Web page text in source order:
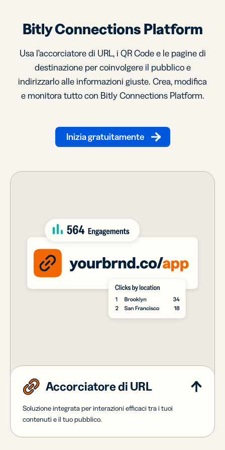
Bitly Connections Platform
Usa l’accorciatore di URL, i QR Code e le pagine di
destinazione per coinvolgere il pubblico e
indirizzarlo alle informazioni giuste. Crea, modifica
e monitora tutto con Bitly Connections Platform.
Inizia gratuitamente
Accorciatore di URL
Soluzione integrata per interazioni efficaci tra i tuoi
contenuti e il tuo pubblico.